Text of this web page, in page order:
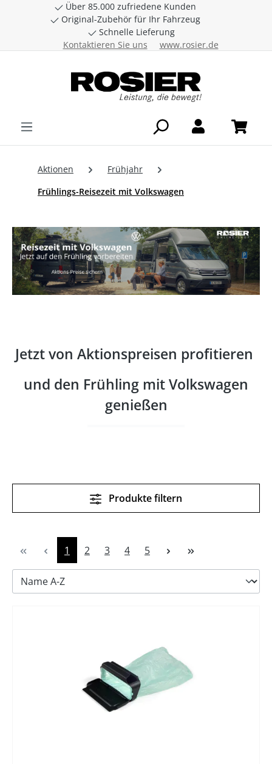
Zum Hauptinhalt springen
Über 85.000 zufriedene Kunden
Original-Zubehör für Ihr Fahrzeug
Schnelle Lieferung
Kontaktieren Sie uns
www.rosier.de
Aktionen
Frühjahr
Frühlings-Reisezeit mit Volkswagen
Jetzt von Aktionspreisen profitieren
und den Frühling mit Volkswagen
genießen
Produkte filtern
Seite
1 Seite
2 Seite
3 Seite
4 Seite
5